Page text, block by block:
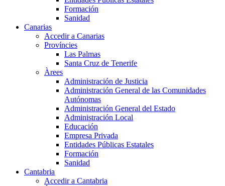
Formación
Sanidad
Canarias
Accedir a Canarias
Províncies
Las Palmas
Santa Cruz de Tenerife
Àrees
Administración de Justicia
Administración General de las Comunidades
Autónomas
Administración General del Estado
Administración Local
Educación
Empresa Privada
Entidades Públicas Estatales
Formación
Sanidad
Cantabria
Accedir a Cantabria